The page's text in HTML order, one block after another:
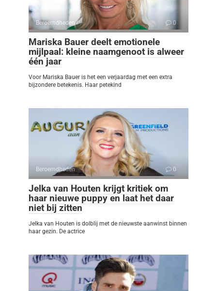
Beroemdheden 0
Mariska Bauer deelt emotionele
mijlpaal: kleine naamgenoot is alweer
één jaar
Voor Mariska Bauer is het een verjaardag met een extra
bijzondere betekenis. Haar petekind
Beroemdheden 0
Jelka van Houten krijgt kritiek om
haar nieuwe puppy en laat het daar
niet bij zitten
Jelka van Houten is dolblij met de nieuwste aanwinst binnen
haar gezin. De actrice